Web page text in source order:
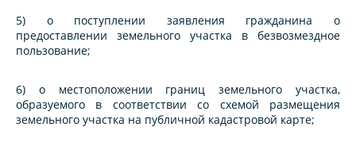
5) о поступлении заявления гражданина о
предоставлении земельного участка в безвозмездное
пользование;
6) о местоположении границ земельного участка,
образуемого в соответствии со схемой размещения
земельного участка на публичной кадастровой карте;